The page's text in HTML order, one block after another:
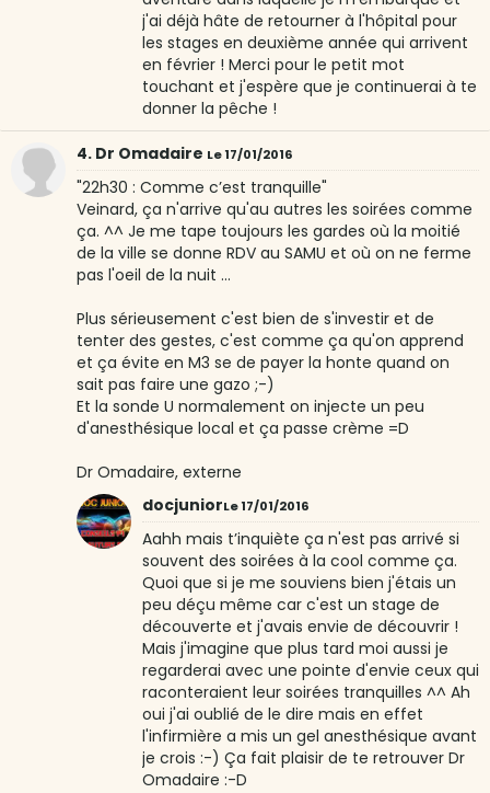
j'ai déjà hâte de retourner à l'hôpital pour
les stages en deuxième année qui arrivent
en février ! Merci pour le petit mot
touchant et j'espère que je continuerai à te
donner la pêche !
4. Dr Omadaire Le 17/01/2016
"22h30 : Comme c’est tranquille"
Veinard, ça n'arrive qu'au autres les soirées comme
ça. ^^ Je me tape toujours les gardes où la moitié
de la ville se donne RDV au SAMU et où on ne ferme
pas l'oeil de la nuit ...
Plus sérieusement c'est bien de s'investir et de
tenter des gestes, c'est comme ça qu'on apprend
et ça évite en M3 se de payer la honte quand on
sait pas faire une gazo ;-)
Et la sonde U normalement on injecte un peu
d'anesthésique local et ça passe crème =D
Dr Omadaire, externe
docjuniorLe 17/01/2016
Aahh mais t’inquiète ça n'est pas arrivé si
souvent des soirées à la cool comme ça.
Quoi que si je me souviens bien j'étais un
peu déçu même car c'est un stage de
découverte et j'avais envie de découvrir !
Mais j'imagine que plus tard moi aussi je
regarderai avec une pointe d'envie ceux qui
raconteraient leur soirées tranquilles ^^ Ah
oui j'ai oublié de le dire mais en effet
l'infirmière a mis un gel anesthésique avant
je crois :-) Ça fait plaisir de te retrouver Dr
Omadaire :-D